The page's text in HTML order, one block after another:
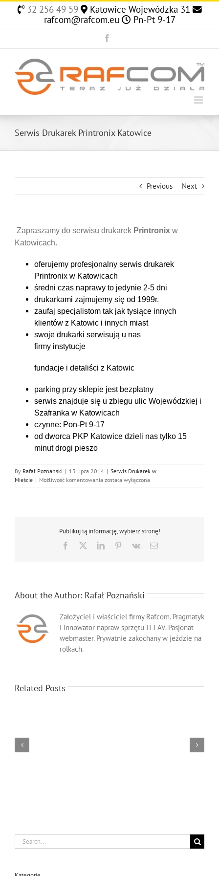
Skip
32 256 49 59
Katowice Wojewódzka 31
rafcom@rafcom.eu
Pn-Pt 9-17
Serwis Drukarek Printronix Katowice
Previous Next
Zapraszamy do serwisu drukarek Printronix w
Katowicach.
oferujemy profesjonalny serwis drukarek
Printronix w Katowicach
średni czas naprawy to jedynie 2-5 dni
drukarkami zajmujemy się od 1999r.
zaufaj specjalistom tak jak tysiące innych
klientów z Katowic i innych miast
swoje drukarki serwisują u nas
firmy instytucje
fundacje i detaliści z Katowic
parking przy sklepie jest bezpłatny
serwis znajduje się u zbiegu ulic Wojewódzkiej i
Szafranka w Katowicach
czynne: Pon-Pt 9-17
od dworca PKP Katowice dzieli nas tylko 15
minut drogi pieszo
By Rafał Poznański | 13 lipca 2014 | Serwis Drukarek w
Mieście | Możliwość komentowania Serwis
Drukarek
została wyłączona
Publikuj tą informację, wybierz stronę!
Facebook LinkedInPinterest
Vk Email
About the Author: Rafał Poznański
Założyciel i właściciel firmy Rafcom. Pragmatyk
i innowator napraw sprzętu IT i AV. Pasjonat
webmaster. Prywatnie zakochany w jeździe na
rolkach.
Related Posts
Search
for: